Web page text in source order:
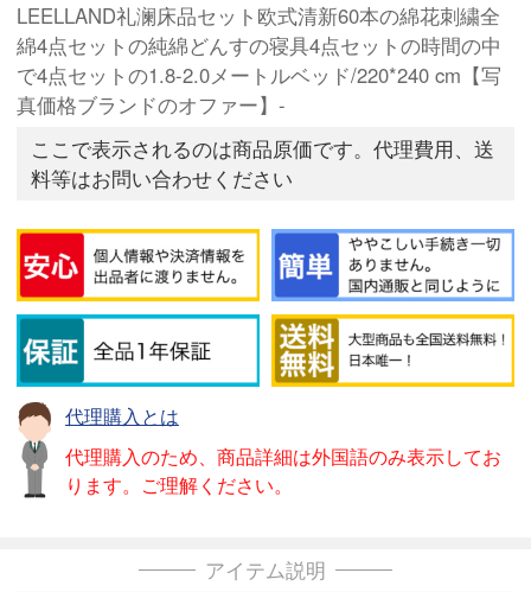
LEELLAND礼澜床品セット欧式清新60本の綿花刺繍全
綿4点セットの純綿どんすの寝具4点セットの時間の中
で4点セットの1.8-2.0メートルベッド/220*240 cm【写
真価格ブランドのオファー】-
ここで表示されるのは商品原価です。代理費用、送
料等はお問い合わせください
代理購入とは
代理購入のため、商品詳細は外国語のみ表示してお
ります。ご理解ください。
アイテム説明